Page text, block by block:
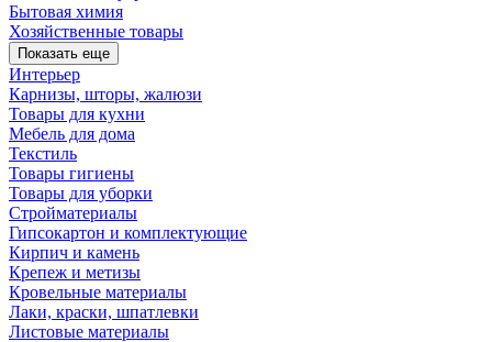
Бытовая химия
Хозяйственные товары
Показать еще
Интерьер
Карнизы, шторы, жалюзи
Товары для кухни
Мебель для дома
Текстиль
Товары гигиены
Товары для уборки
Стройматериалы
Гипсокартон и комплектующие
Кирпич и камень
Крепеж и метизы
Кровельные материалы
Лаки, краски, шпатлевки
Листовые материалы